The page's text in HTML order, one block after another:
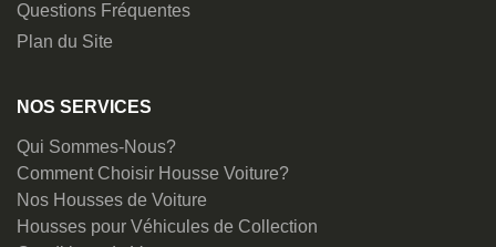
Questions Fréquentes
Plan du Site
NOS SERVICES
Qui Sommes-Nous?
Comment Choisir Housse Voiture?
Nos Housses de Voiture
Housses pour Véhicules de Collection